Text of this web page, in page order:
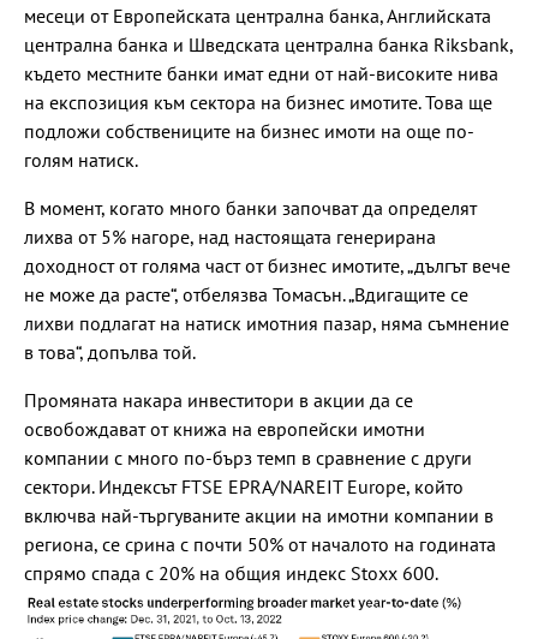
месеци от Европейската централна банка, Английската
централна банка и Шведската централна банка Riksbank,
където местните банки имат едни от най-високите нива
на експозиция към сектора на бизнес имотите. Това ще
подложи собствениците на бизнес имоти на още по-
голям натиск.
В момент, когато много банки започват да определят
лихва от 5% нагоре, над настоящата генерирана
доходност от голяма част от бизнес имотите, „дългът вече
не може да расте“, отбелязва Томасън. „Вдигащите се
лихви подлагат на натиск имотния пазар, няма съмнение
в това“, допълва той.
Промяната накара инвеститори в акции да се
освобождават от книжа на европейски имотни
компании с много по-бърз темп в сравнение с други
сектори. Индексът FTSE EPRA/NAREIT Europe, който
включва най-търгуваните акции на имотни компании в
региона, се срина с почти 50% от началото на годината
спрямо спада с 20% на общия индекс Stoxx 600.